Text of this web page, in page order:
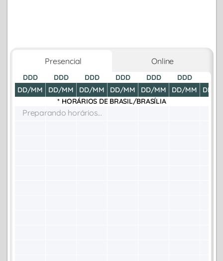
Presencial Online
DDD
DD/MM
DDD
DD/MM
DDD
DD/MM
DDD
DD/MM
DDD
DD/MM
DDD
DD/MM
DD/
* HORÁRIOS DE BRASIL/BRASÍLIA
Preparando horários...